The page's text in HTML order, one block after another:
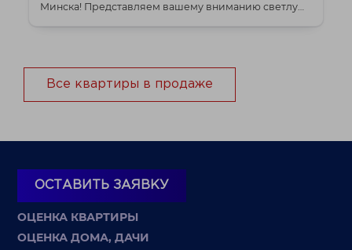
Минска! Представляем вашему вниманию светлую
Все квартиры в продаже
ОСТАВИТЬ ЗАЯВКУ
ОЦЕНКА КВАРТИРЫ
ОЦЕНКА ДОМА, ДАЧИ